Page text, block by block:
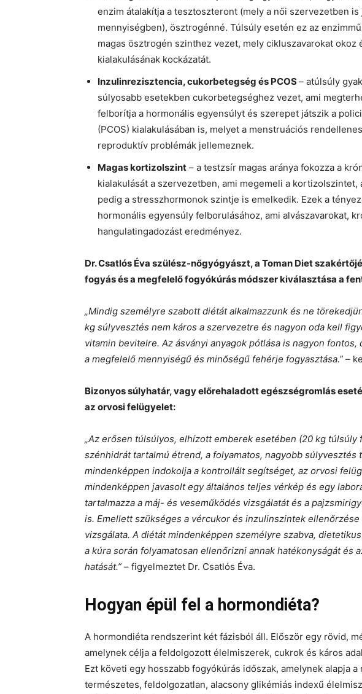
enzim átalakítja a tesztoszteront (mely a női szervezetben
mennyiségben), ösztrogénné. Túlsúly esetén ez az
magas ösztrogén szinthez vezet, mely cikluszavarokat okoz
kialakulásának kockázatát.
Inzulinrezisztencia, cukorbetegség és PCOS– atúlsúly
súlyosabb esetekben cukorbetegséghez vezet, ami
felborítja a hormonális egyensúlyt és szerepet játszik a
(PCOS) kialakulásában is, melyet a menstruációs
reproduktív problémák jellemeznek.
Magas kortizolszint – a testzsír magas aránya fokozza a
kialakulását a szervezetben, ami megemeli a
pedig a stresszhormonok szintje is emelkedik. Ezek a
hormonális egyensúly felborulásához, ami alvászavarokat,
hangulatingadozást eredményez.
Dr. Csatlós Éva szülész-nőgyógyászt, a Toman Diet
fogyás és a megfelelő fogyókúrás módszer kiválasztása a
„Mindig személyre szabott diétát alkalmazzunk és ne
kg súlyvesztés nem káros a szervezetre és nagyon oda kell
vitamin bevitelre. Az ásványi anyagok pótlása is nagyon fontos,
a megfelelő mennyiségű és minőségű fehérje fogyasztása.” –
Bizonyos súlyhatár, vagy előrehaladott egészségromlás
az orvosi felügyelet:
„Az erősen túlsúlyos, elhízott emberek esetében (20 kg túlsúly
szénhidrát tartalmú étrend, a folyamatos, nagyobb súlyvesztés
mindenképpen indokolja a kontrollált segítséget, az orvosi
mindenképpen javasolt egy általános teljes vérkép és egy
tartalmazza a máj- és veseműködés vizsgálatát és a
is. Emellett szükséges a vércukor és inzulinszintek
vizsgálata. A diétát mindenképpen személyre szabva,
a kúra során folyamatosan ellenőrizni annak hatékonyságát és
hatását.” – figyelmeztet Dr. Csatlós Éva.
Hogyan épül fel a hormondiéta?
A hormondiéta rendszerint két fázisból áll. Először egy rövid,
amelynek célja a feldolgozott élelmiszerek, cukrok és káros
Ezt követi egy hosszabb fogyókúrás időszak, amelynek alapja
természetes, feldolgozatlan, alacsony glikémiás indexű